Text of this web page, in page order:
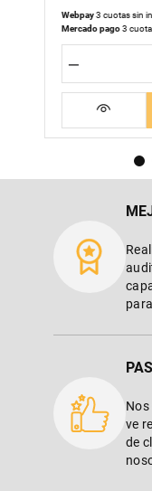
Webpay3 cuotas sin
Mercado pago3
－
Nos
ve
de